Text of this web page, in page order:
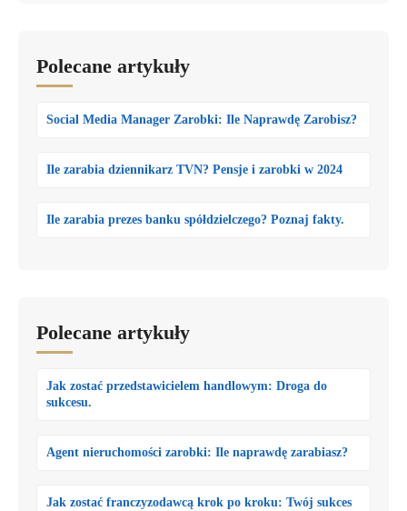
Polecane artykuły
Social Media Manager Zarobki: Ile Naprawdę Zarobisz?
Ile zarabia dziennikarz TVN? Pensje i zarobki w 2024
Ile zarabia prezes banku spółdzielczego? Poznaj fakty.
Polecane artykuły
Jak zostać przedstawicielem handlowym: Droga do
sukcesu.
Agent nieruchomości zarobki: Ile naprawdę zarabiasz?
Jak zostać franczyzodawcą krok po kroku: Twój sukces